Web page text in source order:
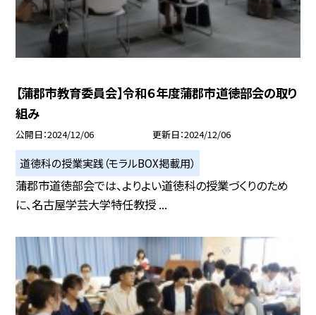
【蒲郡市教育委員会】令和６年度蒲郡市道徳部会の取り
組み
公開日 2024/12/06 更新日 2024/12/06
道徳科の授業実践（モラルBOX掲載用）
蒲郡市道徳部会では、よりよい道徳科の授業づくりのため
に、名古屋学芸大学特任教授 ...